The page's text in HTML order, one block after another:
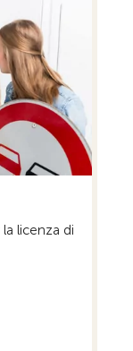
licenza di